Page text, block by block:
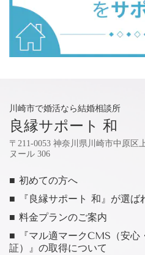
川崎市で婚活なら結婚相談所
良縁サポート 和
〒211-0053 神奈川県川崎市中原区
ヌール 306
■ 初めての方へ
■ 『良縁サポート 和』が選ば
■ 料金プランのご案内
■ 『マル適マークCMS（安心
証）』の取得について